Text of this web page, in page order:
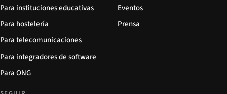
Para instituciones educativas
Para hostelería
Para telecomunicaciones
Para integradores de software
Para ONG
Eventos
Prensa